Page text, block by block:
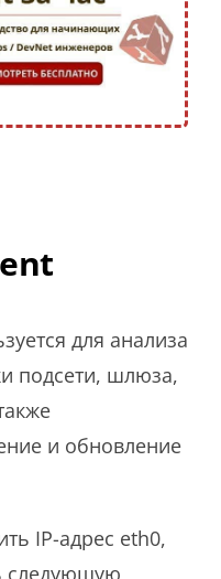
для анализа
подсети, шлюза,
и обновление
IP-адрес eth0,